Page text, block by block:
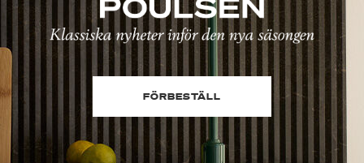
FÖRBESTÄLL